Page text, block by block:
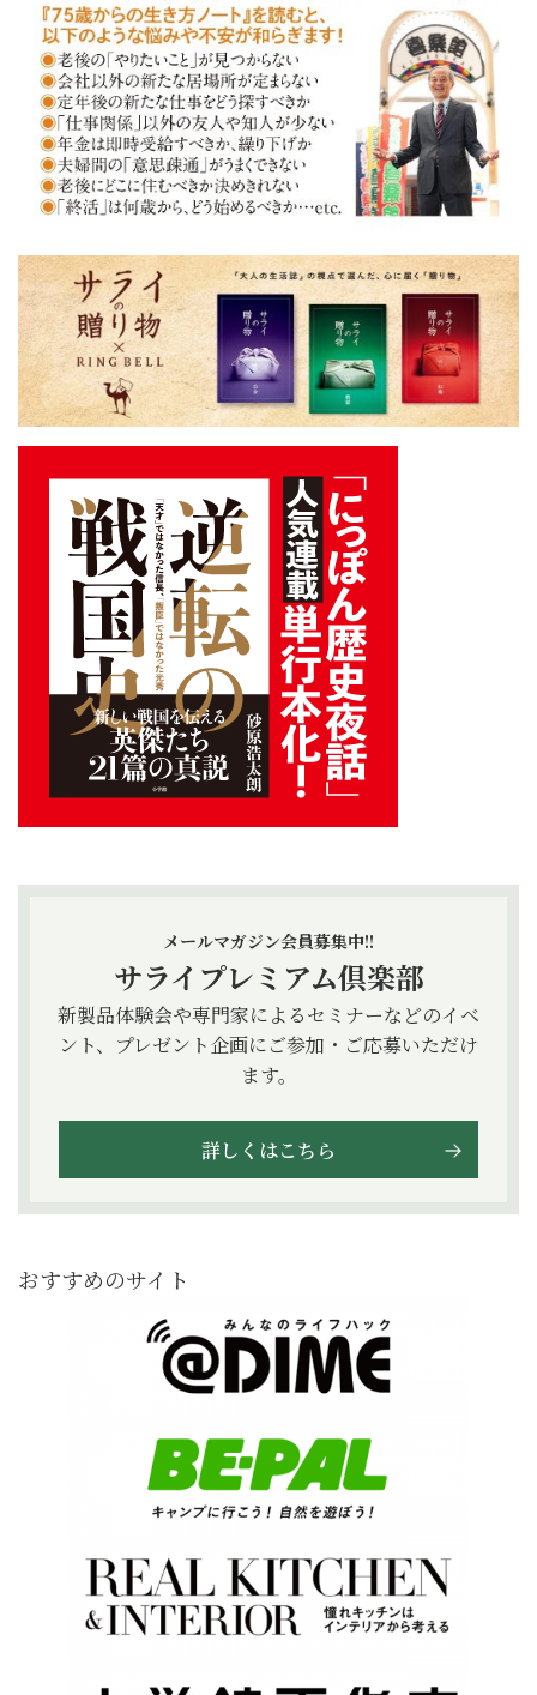
メールマガジン会員募集中!!
サライプレミアム倶楽部
新製品体験会や専門家によるセミナーなどのイベ
ント、プレゼント企画にご参加・ご応募いただけ
ます。
詳しくはこちら
おすすめのサイト